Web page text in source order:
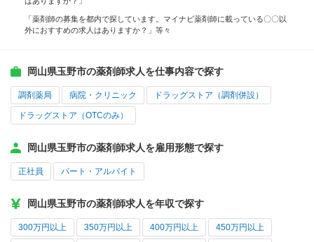
「薬剤師の募集を都内で探しています。マイナビ薬剤師に載っている〇〇以
外におすすめの求人はありますか？」等々
岡山県玉野市の薬剤師求人を仕事内容で探す
調剤薬局 病院・クリニック ドラッグストア（調剤併設）
ドラッグストア（OTCのみ）
岡山県玉野市の薬剤師求人を雇用形態で探す
正社員 パート・アルバイト
岡山県玉野市の薬剤師求人を年収で探す
300万円以上 350万円以上 400万円以上 450万円以上